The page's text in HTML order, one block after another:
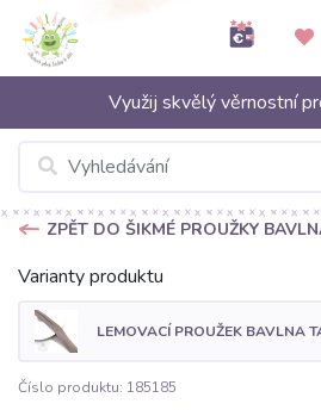
Využij skvělý věrnostní
ZPĚT DO ŠIKMÉ PROUŽKY
Varianty produktu
LEMOVACÍ PROUŽEK BAVLNA
Číslo produktu: 185185